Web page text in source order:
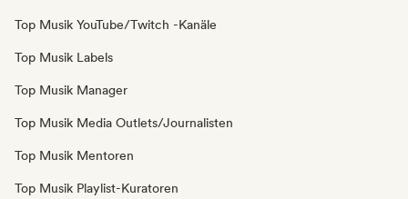
Top Musik YouTube/Twitch -Kanäle
Top Musik Labels
Top Musik Manager
Top Musik Media Outlets/Journalisten
Top Musik Mentoren
Top Musik Playlist-Kuratoren